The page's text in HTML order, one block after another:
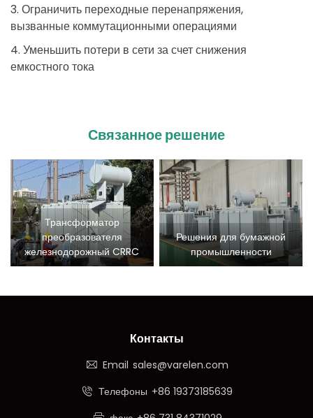
3. Ограничить переходные перенапряжения,
вызванные коммутационными операциями
4. Уменьшить потери в сети за счет снижения
емкостного тока
Связанное решение
Трансформатор
преобразователя
железнодорожный CRRC
Решения для бумажной
промышленности
Контакты
Email sales@varelen.com
Телефоны +86 19373185639